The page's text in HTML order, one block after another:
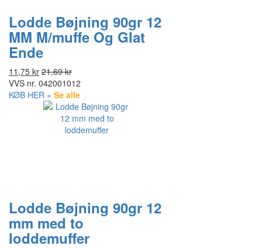
Lodde Bøjning 90gr 12
MM M/muffe Og Glat
Ende
11,75 kr 21,69 kr
VVS nr. 042001012
KØB HER » Se alle
Lodde Bøjning 90gr 12
mm med to
loddemuffer